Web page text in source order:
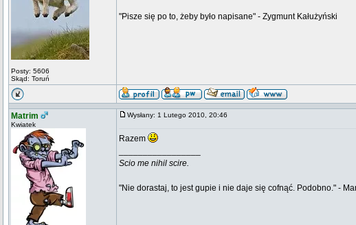
Posty: 5606
Skąd: Toruń
"Pisze się po to, żeby było napisane" - Zygmunt Kałużyński
Matrim
Kwiatek
Wysłany: 1 Lutego 2010, 20:46
Razem
Scio me nihil scire.
"Nie dorastaj, to jest gupie i nie daje się cofnąć. Podobno." -